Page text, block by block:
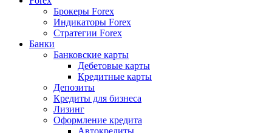
Брокеры Forex
Индикаторы Forex
Стратегии Forex
Банки
Банковские карты
Дебетовые карты
Кредитные карты
Депозиты
Кредиты для бизнеса
Лизинг
Оформление кредита
Автокредиты